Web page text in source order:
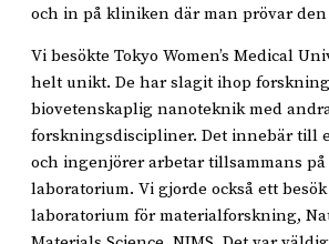
och in på kliniken där man prövar
Vi besökte Tokyo Women’s Medical
helt unikt. De har slagit ihop
biovetenskaplig nanoteknik med
forskningsdiscipliner. Det innebär till
och ingenjörer arbetar tillsammans på
laboratorium. Vi gjorde också ett
laboratorium för materialforskning,